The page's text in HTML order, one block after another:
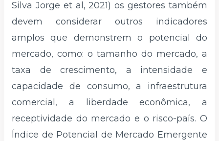
Silva Jorge et al, 2021) os gestores também
devem considerar outros indicadores
amplos que demonstrem o potencial do
mercado, como: o tamanho do mercado, a
taxa de crescimento, a intensidade e
capacidade de consumo, a infraestrutura
comercial, a liberdade econômica, a
receptividade do mercado e o risco-país. O
Índice de Potencial de Mercado Emergente